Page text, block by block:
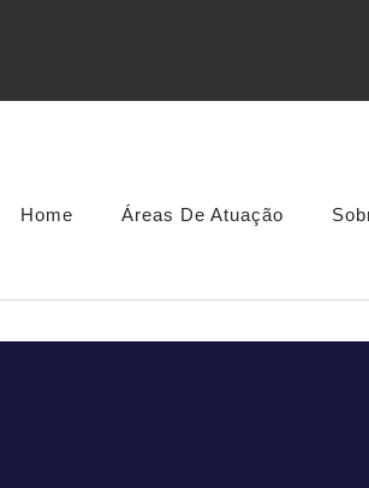
Home Áreas De Atuação